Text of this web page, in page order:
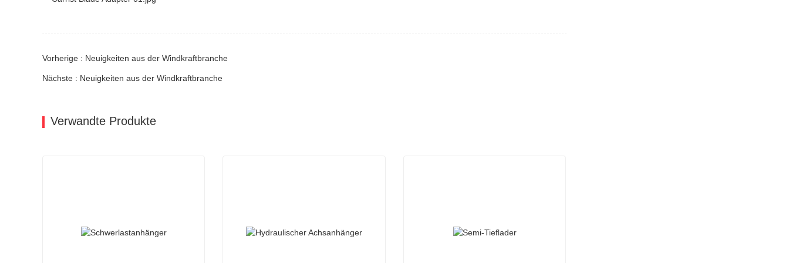
Vorherige : Neuigkeiten aus der Windkraftbranche
Nächste : Neuigkeiten aus der Windkraftbranche
Verwandte Produkte